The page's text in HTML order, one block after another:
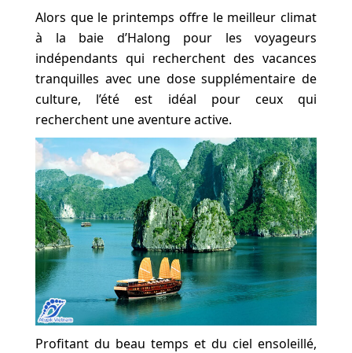
Alors que le printemps offre le meilleur climat
à la baie d’Halong pour les voyageurs
indépendants qui recherchent des vacances
tranquilles avec une dose supplémentaire de
culture, l’été est idéal pour ceux qui
recherchent une aventure active.
Profitant du beau temps et du ciel ensoleillé,